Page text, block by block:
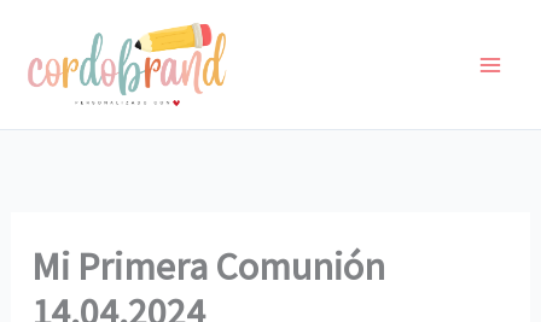
contenido
Mi Primera Comunión
14.04.2024